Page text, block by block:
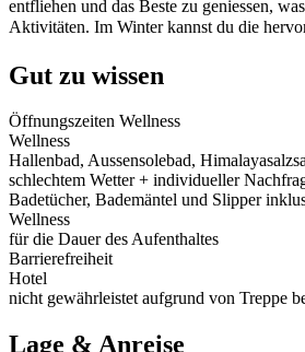
entfliehen und das Beste zu geniessen,
Aktivitäten. Im Winter kannst du die
Gut zu wissen
Öffnungszeiten Wellness
Wellness
Hallenbad, Aussensolebad,
schlechtem Wetter + individueller
Badetücher, Bademäntel und Slipper
Wellness
für die Dauer des Aufenthaltes
Barrierefreiheit
Hotel
nicht gewährleistet aufgrund von Treppe
Lage & Anreise